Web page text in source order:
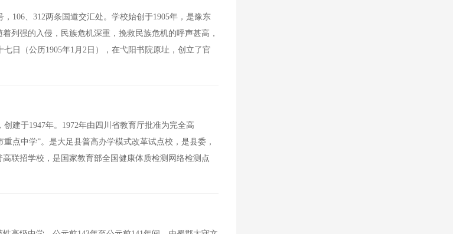
106、312两条国道交汇处。学校始创于1905年，是豫东
列强的入侵，民族危机深重，挽救民族危机的呼声甚高，
日（公历1905年1月2日），在弋阳书院原址，创立了官
建于1947年。1972年由四川省教育厅批准为完全高
点中学”。是大足县普高办学模式改革试点校，是县委，
联招学校，是国家教育部全国健康体质检测网络检测点